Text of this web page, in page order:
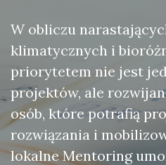
W obliczu
klimatycznych i
priorytetem nie jest
projektów, ale
osób, które potrafią
rozwiązania i
lokalne Mentoring